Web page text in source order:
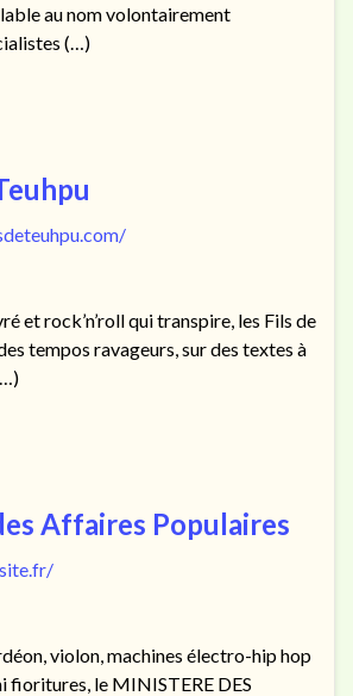
au nom volontairement
(…)
et rock’n’roll qui transpire, les Fils de
tempos ravageurs, sur des textes à
Affaires Populaires
violon, machines électro-hip hop
fioritures, le MINISTERE DES